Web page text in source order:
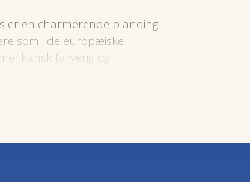
er en charmerende blanding
som i de europæiske
farverig og